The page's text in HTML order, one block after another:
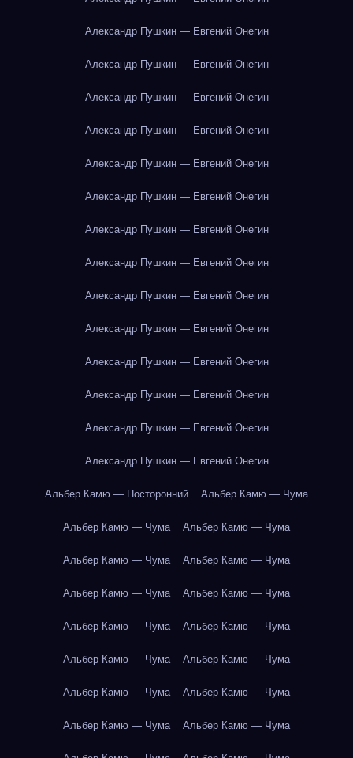
Александр Пушкин — Евгений Онегин
Александр Пушкин — Евгений Онегин
Александр Пушкин — Евгений Онегин
Александр Пушкин — Евгений Онегин
Александр Пушкин — Евгений Онегин
Александр Пушкин — Евгений Онегин
Александр Пушкин — Евгений Онегин
Александр Пушкин — Евгений Онегин
Александр Пушкин — Евгений Онегин
Александр Пушкин — Евгений Онегин
Александр Пушкин — Евгений Онегин
Александр Пушкин — Евгений Онегин
Александр Пушкин — Евгений Онегин
Александр Пушкин — Евгений Онегин
Альбер Камю — Посторонний Альбер Камю — Чума
Альбер Камю — Чума Альбер Камю — Чума
Альбер Камю — Чума Альбер Камю — Чума
Альбер Камю — Чума Альбер Камю — Чума
Альбер Камю — Чума Альбер Камю — Чума
Альбер Камю — Чума Альбер Камю — Чума
Альбер Камю — Чума Альбер Камю — Чума
Альбер Камю — Чума Альбер Камю — Чума